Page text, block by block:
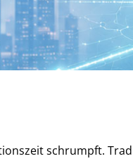
schrumpft.